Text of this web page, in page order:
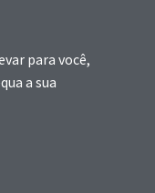
para você,
a sua